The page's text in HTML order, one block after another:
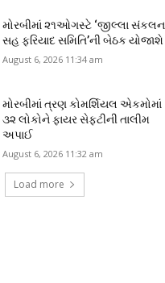
મોરબીમાં ૨૧ઓગસ્ટે ‘જીલ્લા સંકલન
સહ ફરિયાદ સમિતિ’ની બેઠક યોજાશે
August 6, 2026 11:34 am
મોરબીમાં ત્રણ કોમર્શિયલ એકમોમાં
૩૨ લોકોને ફાયર સેફ્ટીની તાલીમ
અપાઈ
August 6, 2026 11:32 am
Load more